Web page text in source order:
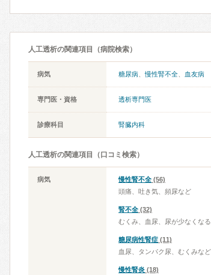
人工透析の関連項目（病院検索）
病気 糖尿病 、慢性腎不全 血友病
専門医・資格 透析専門医
診療科目 腎臓内科
人工透析の関連項目（口コミ検索）
病気 慢性腎不全 (56)
頭痛、吐き気、頻尿など
腎不全 (32)
むくみ、血尿、尿が少なくな
糖尿病性腎症 (11)
血尿、タンパク尿、むくみなど
慢性腎炎 (18)